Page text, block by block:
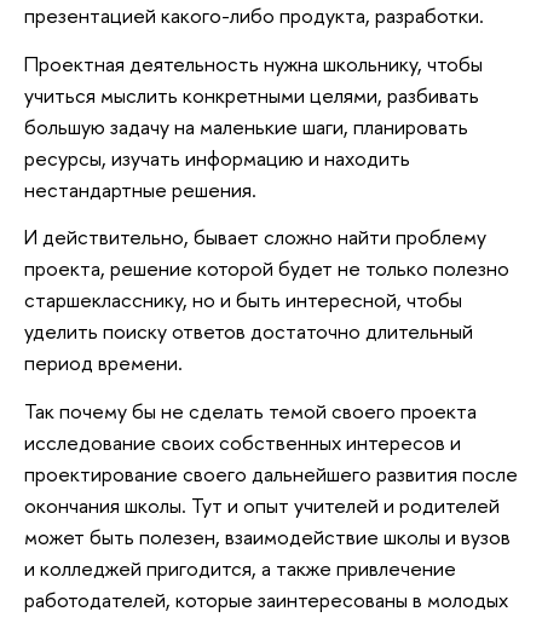
презентацией какого-либо продукта, разработки.
Проектная деятельность нужна школьнику, чтобы
учиться мыслить конкретными целями, разбивать
большую задачу на маленькие шаги, планировать
ресурсы, изучать информацию и находить
нестандартные решения.
И действительно, бывает сложно найти проблему
проекта, решение которой будет не только полезно
старшекласснику, но и быть интересной, чтобы
уделить поиску ответов достаточно длительный
период времени.
Так почему бы не сделать темой своего проекта
исследование своих собственных интересов и
проектирование своего дальнейшего развития после
окончания школы. Тут и опыт учителей и родителей
может быть полезен, взаимодействие школы и вузов
и колледжей пригодится, а также привлечение
работодателей, которые заинтересованы в молодых